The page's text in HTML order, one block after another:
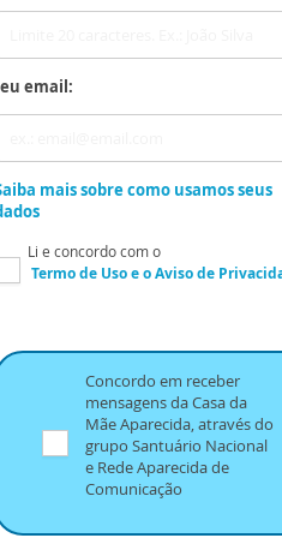
email:
mais sobre como usamos seus
Li e concordo com o
Termo de Usoe oAviso de
Concordo em receber
mensagens da Casa da
Mãe Aparecida, através do
grupo Santuário Nacional
e Rede Aparecida de
Comunicação